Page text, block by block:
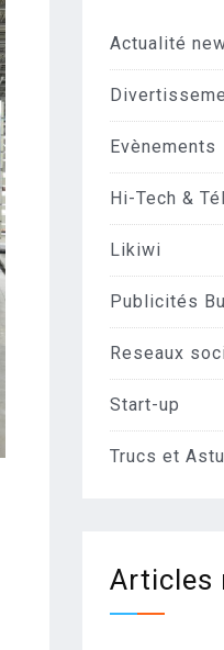
Actualité
Evènements
Hi-Tech &
Likiwi
Publicités
Reseaux
Start-up
Trucs et
Articles